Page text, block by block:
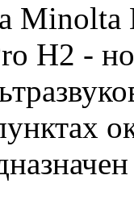
Minolta
H2 -